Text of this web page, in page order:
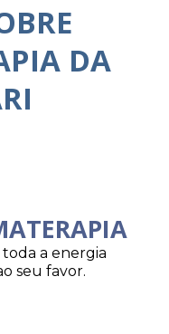
DA
a energia
seu favor.